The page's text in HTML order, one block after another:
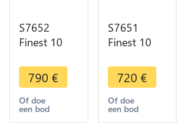
S7652
Finest 10
Balloon
Essai Siège
Paris Flor-
851 1870
790 €
Of doe
een bod
S7651
Finest 10
Balloon
Essai Siège
Paris
Deniers
720 €
Of doe
een bod